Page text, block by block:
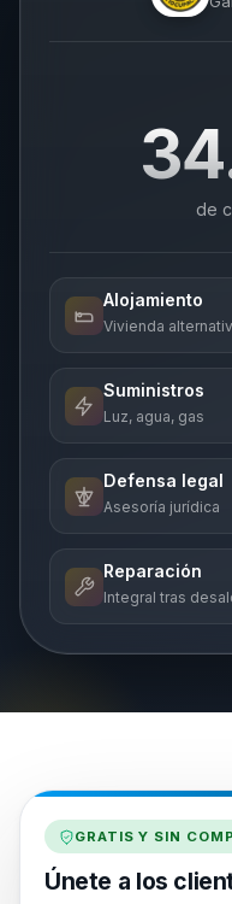
de
Alojamiento
Vivienda
Suministros
Luz, agua, gas
Defensa legal
Asesoría jurídica
Reparación
Integral tras
GRATIS Y SIN
Únete a los